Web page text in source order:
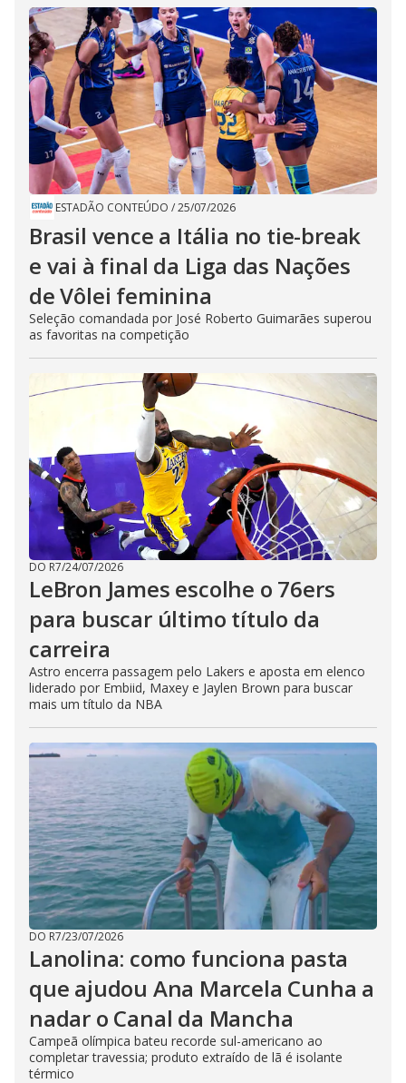
ESTADÃO CONTEÚDO /25/07/2026
Brasil vence a Itália no tie-break
e vai à final da Liga das Nações
de Vôlei feminina
Seleção comandada por José Roberto Guimarães superou
as favoritas na competição
DO R7/24/07/2026
LeBron James escolhe o 76ers
para buscar último título da
carreira
Astro encerra passagem pelo Lakers e aposta em elenco
liderado por Embiid, Maxey e Jaylen Brown para buscar
mais um título da NBA
DO R7/23/07/2026
Lanolina: como funciona pasta
que ajudou Ana Marcela Cunha a
nadar o Canal da Mancha
Campeã olímpica bateu recorde sul-americano ao
completar travessia; produto extraído de lã é isolante
térmico